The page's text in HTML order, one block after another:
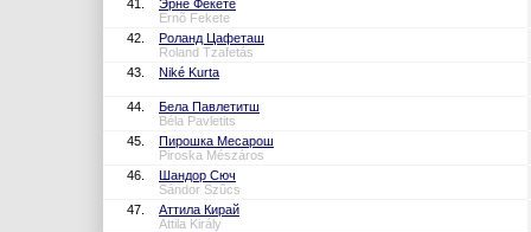
41.
Эрнё Фекете
Ernõ Fekete
42.
Роланд Цафеташ
Roland Tzafetás
43.
Niké Kurta
44.
Бела Павлетитш
Béla Pavletits
45.
Пирошка Месарош
Piroska Mészáros
46.
Шандор Сюч
Sándor Szûcs
47.
Аттила Кирай
Attila Király